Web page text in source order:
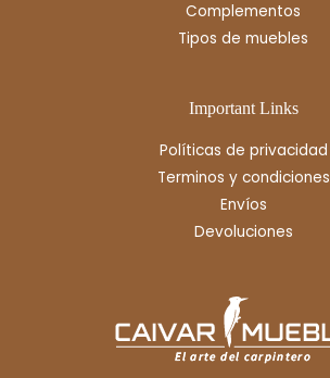
Complementos
Tipos de muebles
Important Links
Políticas de privacidad
Terminos y condiciones
Envíos
Devoluciones